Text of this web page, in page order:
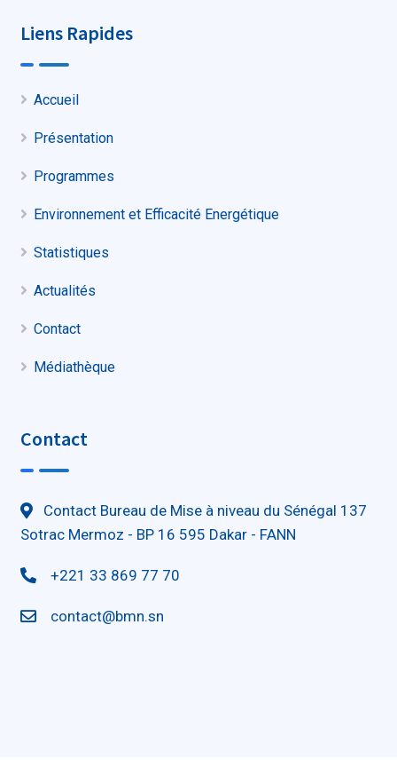
Liens Rapides
Accueil
Présentation
Programmes
Environnement et Efficacité Energétique
Statistiques
Actualités
Contact
Médiathèque
Contact
Contact Bureau de Mise à niveau du Sénégal 137
Sotrac Mermoz - BP 16 595 Dakar - FANN
+221 33 869 77 70
contact@bmn.sn